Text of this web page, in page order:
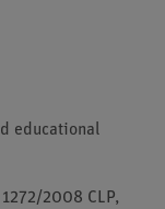
educational
2008 CLP,